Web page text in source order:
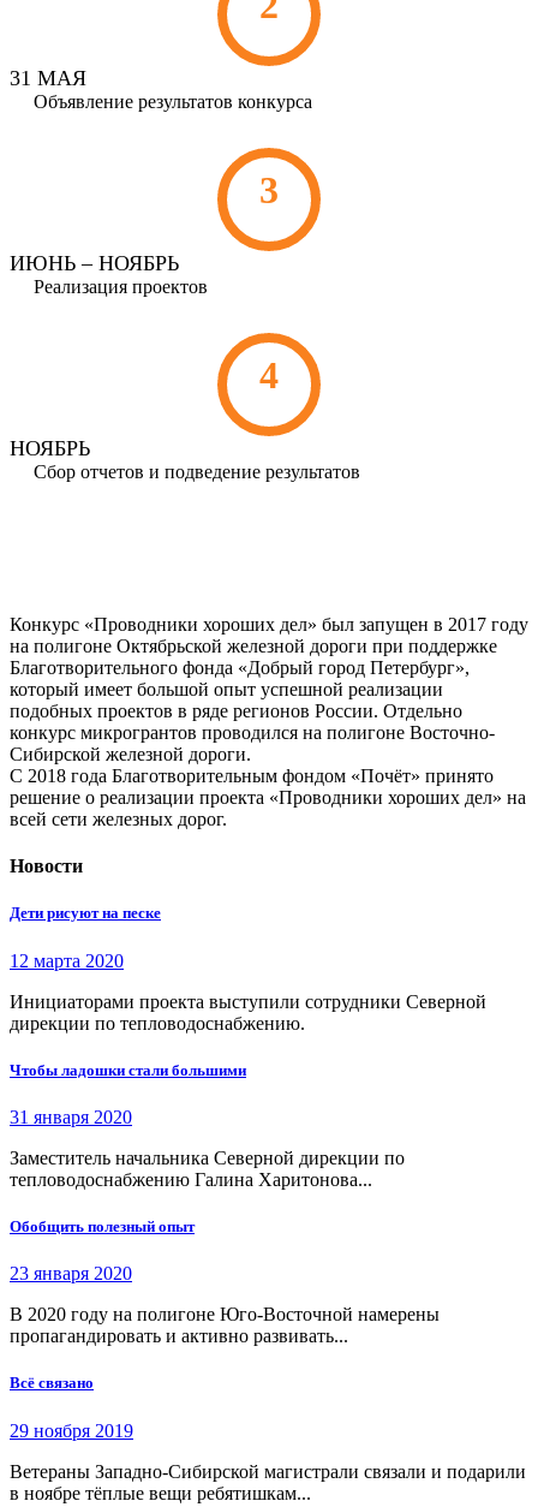
31 МАЯ
Объявление результатов конкурса
3
ИЮНЬ – НОЯБРЬ
Реализация проектов
4
НОЯБРЬ
Сбор отчетов и подведение результатов
Конкурс «Проводники хороших дел» был запущен в 2017 году
на полигоне Октябрьской железной дороги при поддержке
Благотворительного фонда «Добрый город Петербург»,
который имеет большой опыт успешной реализации
подобных проектов в ряде регионов России. Отдельно
конкурс микрогрантов проводился на полигоне Восточно-
Сибирской железной дороги.
С 2018 года Благотворительным фондом «Почёт» принято
решение о реализации проекта «Проводники хороших дел» на
всей сети железных дорог.
Новости
Дети рисуют на песке
12 марта 2020
Инициаторами проекта выступили сотрудники Северной
дирекции по тепловодоснабжению.
Чтобы ладошки стали большими
31 января 2020
Заместитель начальника Северной дирекции по
тепловодоснабжению Галина Харитонова...
Обобщить полезный опыт
23 января 2020
В 2020 году на полигоне Юго-Восточной намерены
пропагандировать и активно развивать...
Всё связано
29 ноября 2019
Ветераны Западно-Сибирской магистрали связали и подарили
в ноябре тёплые вещи ребятишкам...